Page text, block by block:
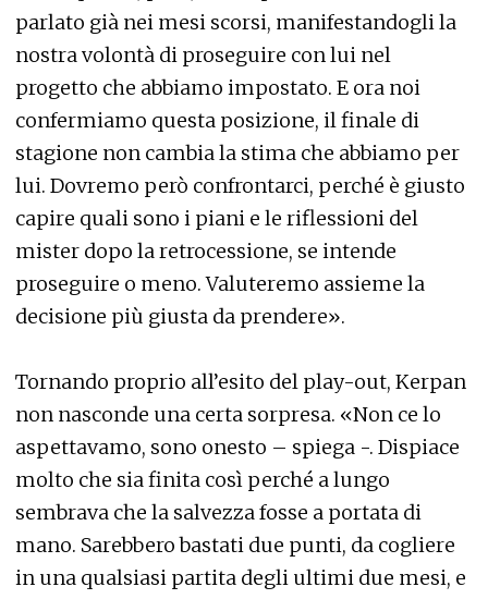
parlato già nei mesi scorsi, manifestandogli la
nostra volontà di proseguire con lui nel
progetto che abbiamo impostato. E ora noi
confermiamo questa posizione, il finale di
stagione non cambia la stima che abbiamo per
lui. Dovremo però confrontarci, perché è giusto
capire quali sono i piani e le riflessioni del
mister dopo la retrocessione, se intende
proseguire o meno. Valuteremo assieme la
decisione più giusta da prendere».
Tornando proprio all’esito del play-out, Kerpan
non nasconde una certa sorpresa. «Non ce lo
aspettavamo, sono onesto – spiega -. Dispiace
molto che sia finita così perché a lungo
sembrava che la salvezza fosse a portata di
mano. Sarebbero bastati due punti, da cogliere
in una qualsiasi partita degli ultimi due mesi, e